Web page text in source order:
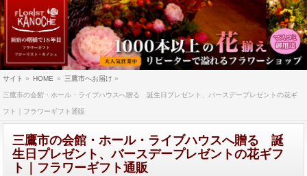
サイト » HOME » 三鷹市へお届け »
三鷹市の会館・ホール・ライブハウスへ贈る 誕生日プレゼント、バースデープレゼントの花ギ
フト｜フラワーギフト通販
三鷹市の会館・ホール・ライブハウスへ贈る 誕
生日プレゼント、バースデープレゼントの花ギフ
ト｜フラワーギフト通販